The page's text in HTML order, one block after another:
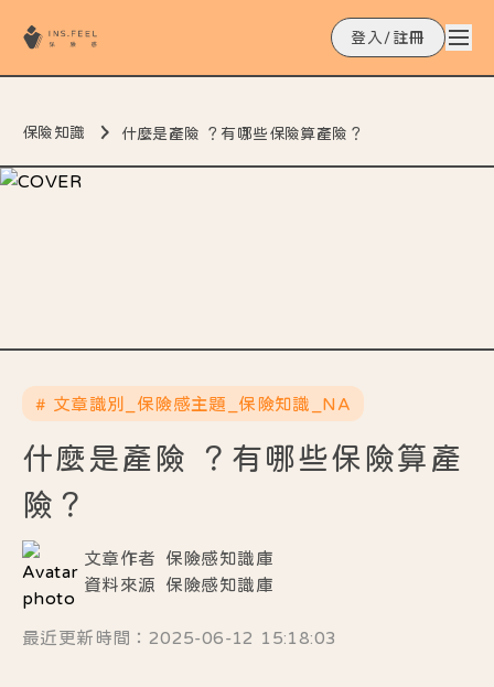
登入/註冊
保險知識 什麼是產險 ？有哪些保險算產險？
# 文章識別_保險感主題_保險知識_NA
什麼是產險 ？有哪些保險算產
險？
文章作者
保險感知識庫
資料來源
保險感知識庫
最近更新時間：2025-06-12 15:18:03